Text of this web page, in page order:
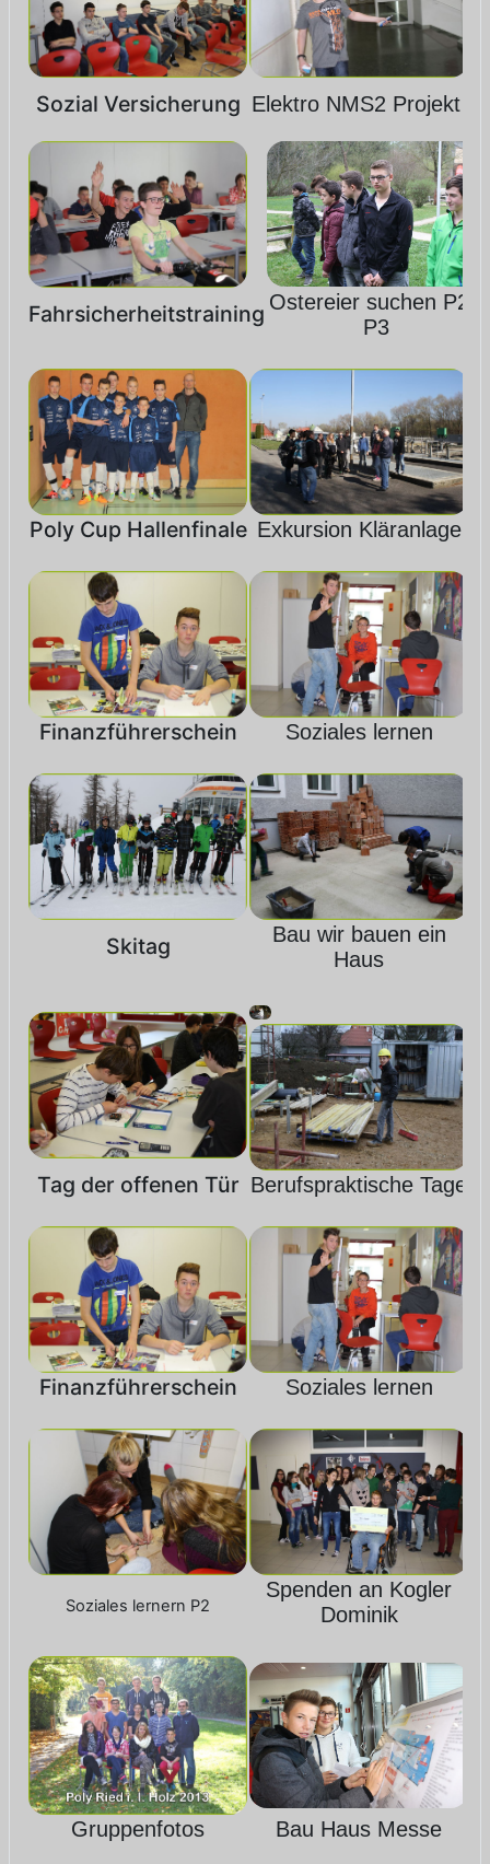
Sozial Versicherung Elektro NMS2 Projekt
Fahrsicherheitstraining Ostereier suchen P2&
P3
Poly Cup Hallenfinale Exkursion Kläranlage
Finanzführerschein Soziales lernen
Skitag
Bau wir bauen ein
Haus
Tag der offenen Tür Berufspraktische Tage
Finanzführerschein Soziales lernen
Soziales lernern P2
Spenden an Kogler
Dominik
Gruppenfotos Bau Haus Messe